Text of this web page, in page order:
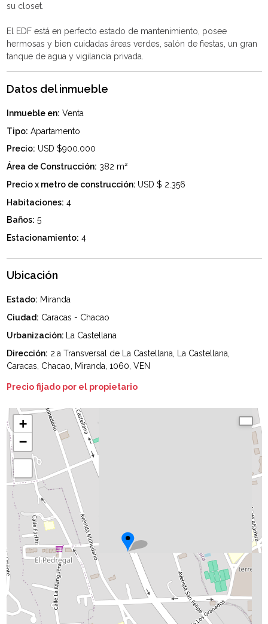
su closet.
El EDF está en perfecto estado de mantenimiento, posee
hermosas y bien cuidadas áreas verdes, salón de fiestas, un gran
Datos del inmueble
Inmueble en: Venta
Tipo: Apartamento
Precio: USD $900.000
Área de Construcción: 382 m²
Precio x metro de construcción: USD $ 2.356
Habitaciones: 4
Baños: 5
Estacionamiento: 4
Ubicación
Estado: Miranda
Ciudad: Caracas - Chacao
Urbanización:
La Castellana
Dirección: 2.a Transversal de La Castellana, La Castellana,
Caracas, Chacao, Miranda, 1060, VEN
Precio fijado por el propietario
+
−